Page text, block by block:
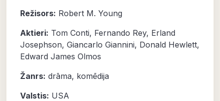
Režisors: Robert M. Young
Aktieri: Tom Conti, Fernando Rey, Erland
Josephson, Giancarlo Giannini, Donald Hewlett,
Edward James Olmos
Žanrs: drāma, komēdija
Valstis: USA